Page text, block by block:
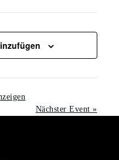
Nächster Event»